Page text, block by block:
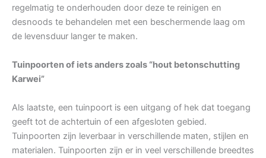
regelmatig te onderhouden door deze te reinigen en
desnoods te behandelen met een beschermende laag om
de levensduur langer te maken.
Tuinpoorten of iets anders zoals “hout betonschutting
Karwei”
Als laatste, een tuinpoort is een uitgang of hek dat toegang
geeft tot de achtertuin of een afgesloten gebied.
Tuinpoorten zijn leverbaar in verschillende maten, stijlen en
materialen. Tuinpoorten zijn er in veel verschillende breedtes